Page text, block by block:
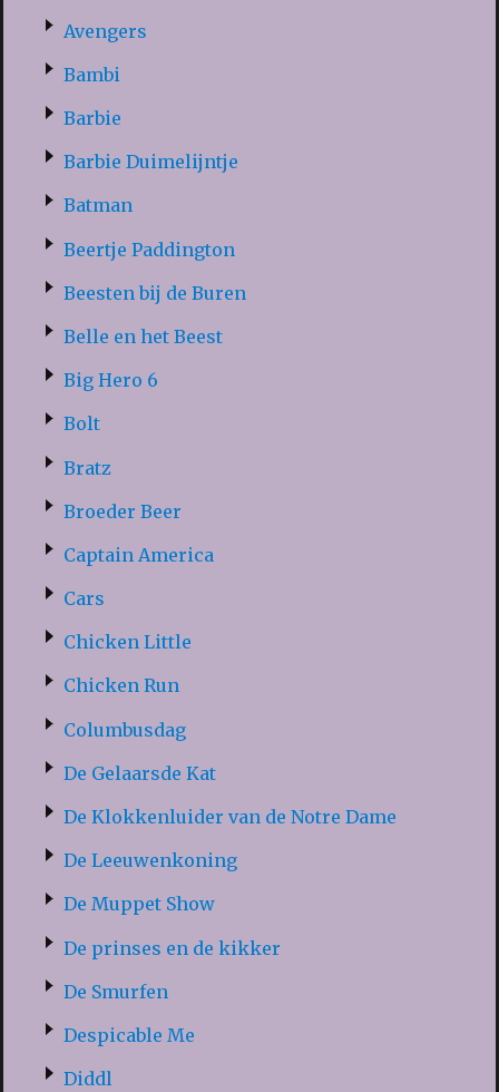
Avengers
Bambi
Barbie
Barbie Duimelijntje
Batman
Beertje Paddington
Beesten bij de Buren
Belle en het Beest
Big Hero 6
Bolt
Bratz
Broeder Beer
Captain America
Cars
Chicken Little
Chicken Run
Columbusdag
De Gelaarsde Kat
De Klokkenluider van de Notre Dame
De Leeuwenkoning
De Muppet Show
De prinses en de kikker
De Smurfen
Despicable Me
Diddl